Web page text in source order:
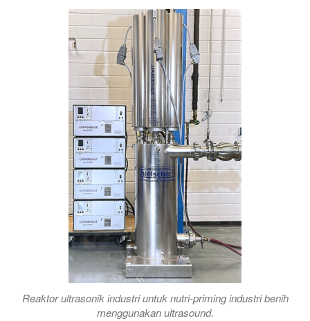
Reaktor ultrasonik industri untuk nutri-priming industri benih
menggunakan ultrasound.